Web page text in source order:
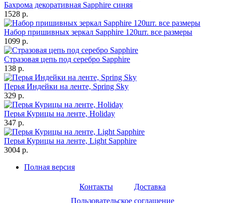
Бахрома декоративная Sapphire синяя
1528 р.
Набор пришивных зеркал Sapphire 120шт. все размеры
1099 р.
Стразовая цепь под серебро Sapphire
138 р.
Перья Индейки на ленте, Spring Sky
329 р.
Перья Курицы на ленте, Holiday
347 р.
Перья Курицы на ленте, Light Sapphire
3004 р.
Полная версия
Контакты
Доставка
Пользовательское соглашение